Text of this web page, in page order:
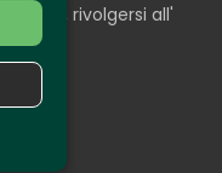
rivolgersi all'